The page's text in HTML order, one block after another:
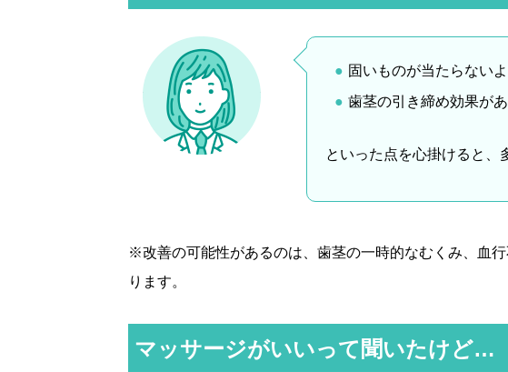
固いものが当たらない
歯茎の引き締め効果が
といった点を心掛けると、
※改善の可能性があるのは、歯茎の一時的なむくみ、血
ります。
マッサージがいいって聞いたけど…